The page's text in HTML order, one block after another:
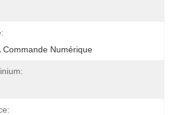
Commande Numérique